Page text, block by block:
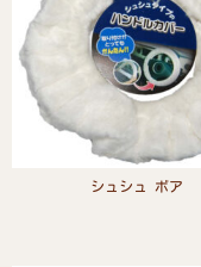
シュシュ ボア